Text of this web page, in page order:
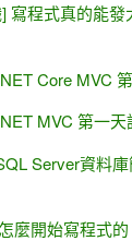
寫程式真的能發
Core MVC
MVC 第一
Server資料
麼開始寫程式的